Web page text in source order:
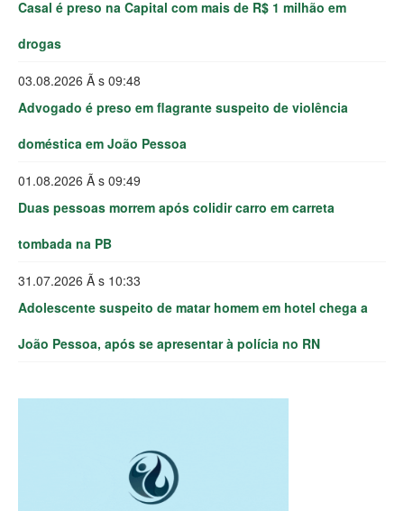
Casal é preso na Capital com mais de R$ 1 milhão em
drogas
03.08.2026 Ã s 09:48
Advogado é preso em flagrante suspeito de violência
doméstica em João Pessoa
01.08.2026 Ã s 09:49
Duas pessoas morrem após colidir carro em carreta
tombada na PB
31.07.2026 Ã s 10:33
Adolescente suspeito de matar homem em hotel chega a
João Pessoa, após se apresentar à polícia no RN